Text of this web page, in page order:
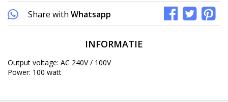
Share with Whatsapp
INFORMATIE
Output voltage: AC 240V / 100V
Power: 100 watt